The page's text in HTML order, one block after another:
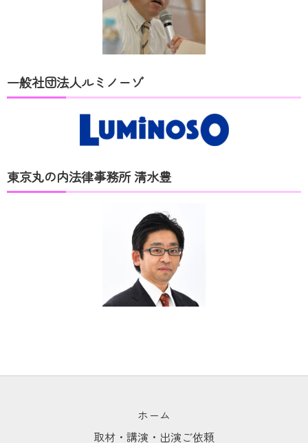
一般社団法人ルミノーゾ
東京丸の内法律事務所 清水豊
ホーム
取材・講演・出演ご依頼